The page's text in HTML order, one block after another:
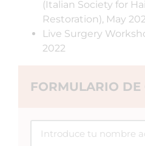
(Italian Society for
Restoration), May
Live Surgery
2022
FORMULARIO DE